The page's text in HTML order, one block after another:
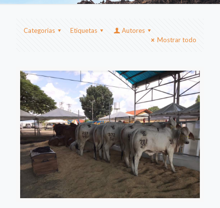
Categorias Etiquetas
Autores
Mostrar todo